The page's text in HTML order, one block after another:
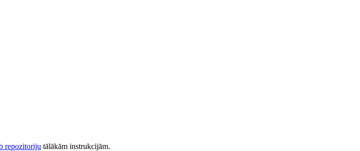
repozitoriju tālākām instrukcijām.